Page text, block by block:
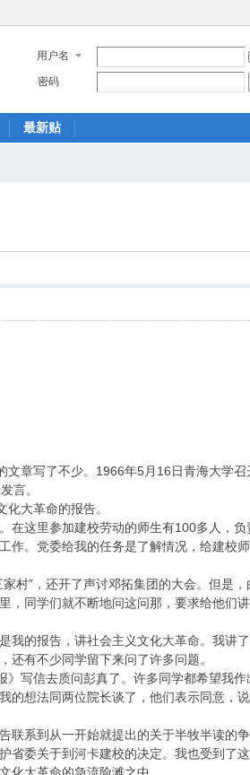
用户名
密码
最新贴
文章写了不少。1966年5月16日青海大学
言。
大革命的报告。
在这里参加建校劳动的师生有100多人，负
作。党委给我的任务是了解情况，给建校
村”，还开了声讨邓拓集团的大会。但是，
，同学们就不断地问这问那，要求给他们
我的报告，讲社会主义文化大革命。我讲
有不少同学留下来问了许多问题。
写信去质问彭真了。许多同学都希望我
的想法同两位院长谈了，他们表示同意，
联系到从一开始就提出的关于半牧半读的
省委关于到河卡建校的决定。我也受到了